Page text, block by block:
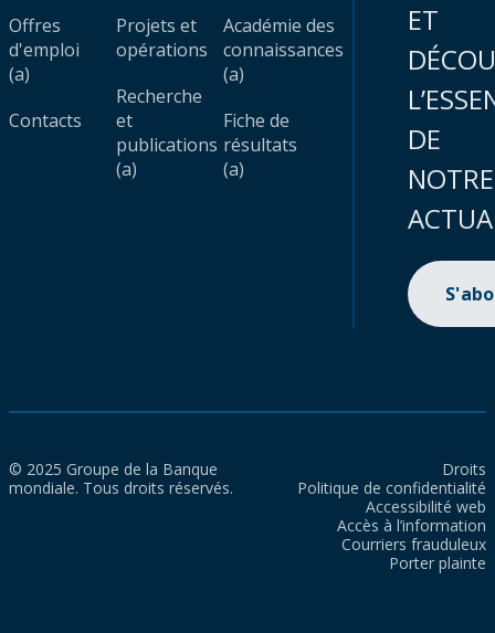
Offres
d'emploi
(a)
Contacts
Projets et
opérations
Recherche
et
publications
(a)
Académie des
connaissances
(a)
Fiche de
résultats
(a)
ET
DE
NOTRE
© 2025 Groupe de la Banque
mondiale. Tous droits réservés.
Droits
Politique de confidentialité
Accessibilité web
Accès à l’information
Courriers frauduleux
Porter plainte